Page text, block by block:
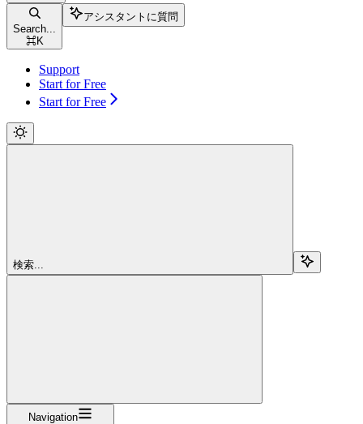
Search...
⌘K
アシスタントに質問
Support
Start for Free
Start for Free
検索...
Navigation